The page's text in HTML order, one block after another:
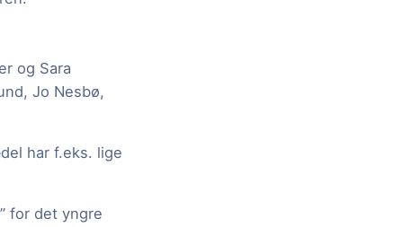
og Sara
Jo Nesbø,
har f.eks. lige
for det yngre